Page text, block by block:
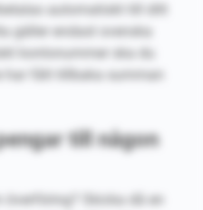
automatiskt till ditt
gäller endast svenska
kontonummer ska du
har fått tillbaka summan
till någon
överföring? Skicka då en